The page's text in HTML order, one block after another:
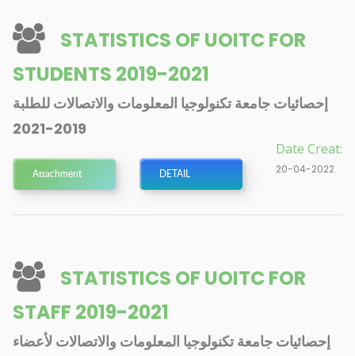
STATISTICS OF UOITC FOR
STUDENTS 2019-2021
إحصائيات جامعة تكنولوجيا المعلومات والاتصالات للطلبة
2019-2021
Date Creat:
20-04-2022
Attachment DETAIL
STATISTICS OF UOITC FOR
STAFF 2019-2021
إحصائيات جامعة تكنولوجيا المعلومات والاتصالات لأعضاء